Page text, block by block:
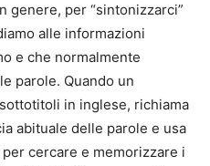
genere, per “sintonizzarci”
alle informazioni
e che normalmente
parole. Quando un
in inglese, richiama
abituale delle parole e usa
cercare e memorizzare i